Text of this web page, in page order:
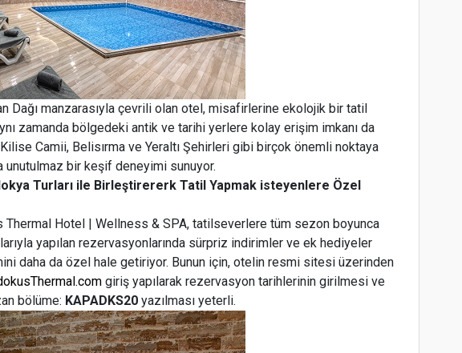
Dağı manzarasıyla çevrili olan otel, misafirlerine ekolojik bir tatil
zamanda bölgedeki antik ve tarihi yerlere kolay erişim imkanı da
Kilise Camii, Belisırma ve Yeraltı Şehirleri gibi birçok önemli noktaya
unutulmaz bir keşif deneyimi sunuyor.
Turları ile Birleştirererk Tatil Yapmak isteyenlere Özel
Thermal Hotel | Wellness & SPA, tatilseverlere tüm sezon boyunca
yapılan rezervasyonlarında sürpriz indirimler ve ek hediyeler
daha da özel hale getiriyor. Bunun için, otelin resmi sitesi üzerinden
giriş yapılarak rezervasyon tarihlerinin girilmesi ve
bölüme: KAPADKS20 yazılması yeterli.